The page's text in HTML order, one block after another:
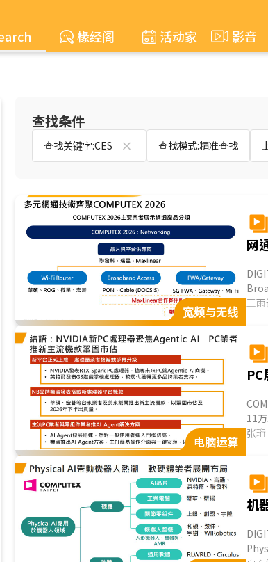
椽经阁 活动家 影音
查找条件
查找关键字:CES 查找模式:精准查找
宽频与无线
网
用
升
王雨
电脑运算
11
的关
张珩
机